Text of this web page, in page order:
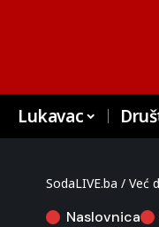
Lukavac
SodaLIVE.ba / Već
Naslovnica